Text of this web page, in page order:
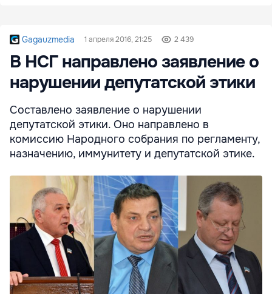
Gagauzmedia 1 апреля 2016, 21:25 2 439
В НСГ направлено заявление о
нарушении депутатской этики
Составлено заявление о нарушении
депутатской этики. Оно направлено в
комиссию Народного собрания по регламенту,
назначению, иммунитету и депутатской этике.